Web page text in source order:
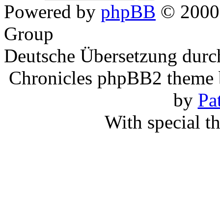
Powered by phpBB ©
Group
Deutsche Übersetzung
Chronicles phpBB2
by
With special